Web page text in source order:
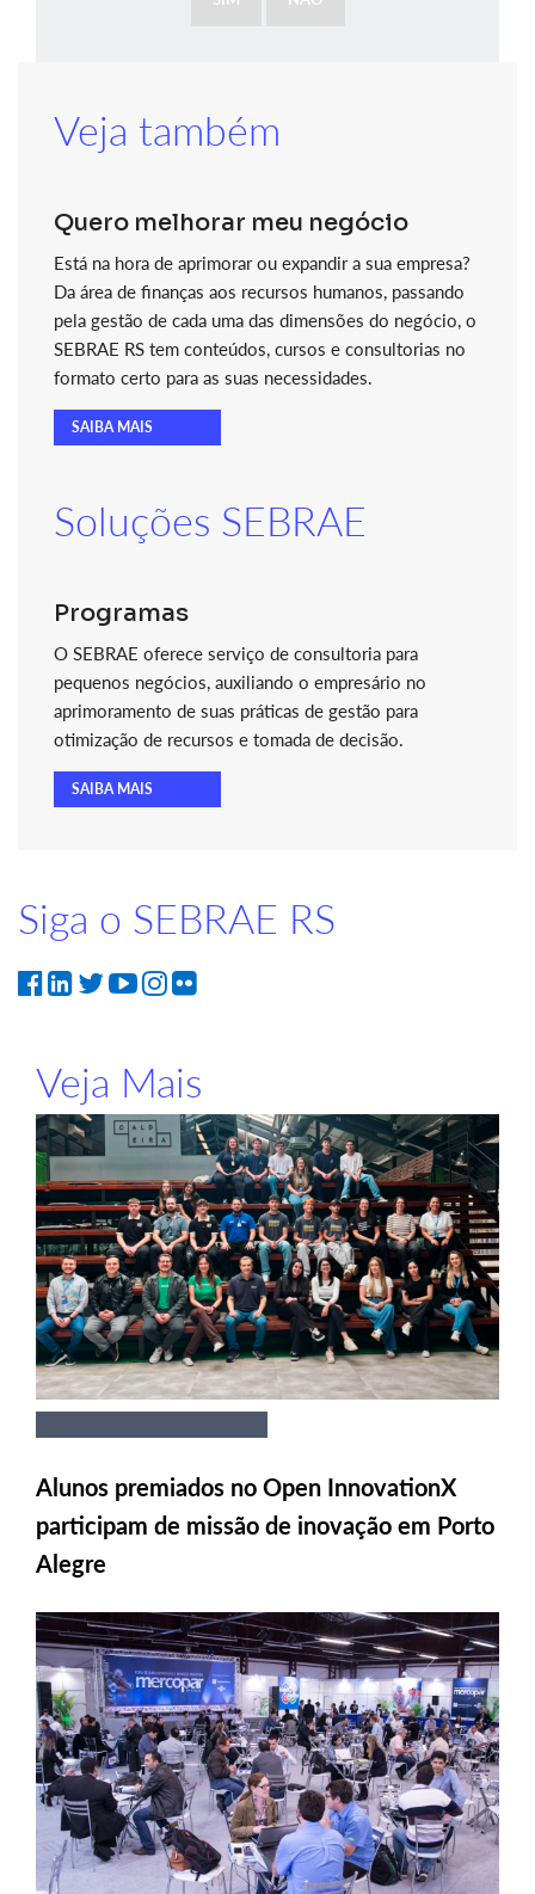
Veja também
Quero melhorar meu negócio
Está na hora de aprimorar ou expandir a sua empresa?
Da área de finanças aos recursos humanos, passando
pela gestão de cada uma das dimensões do negócio, o
SEBRAE RS tem conteúdos, cursos e consultorias no
formato certo para as suas necessidades.
SAIBA MAIS
Soluções SEBRAE
Programas
O SEBRAE oferece serviço de consultoria para
pequenos negócios, auxiliando o empresário no
aprimoramento de suas práticas de gestão para
otimização de recursos e tomada de decisão.
SAIBA MAIS
Siga o SEBRAE RS
Veja Mais
Alunos premiados no Open InnovationX
participam de missão de inovação em Porto
Alegre